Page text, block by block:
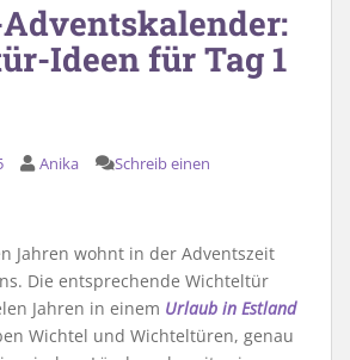
Ideen für Tag 1
Anika
Schreib einen
Jahren wohnt in der Adventszeit
Die entsprechende Wichteltür
Jahren in einem Urlaub in Estland
Wichtel und Wichteltüren, genau